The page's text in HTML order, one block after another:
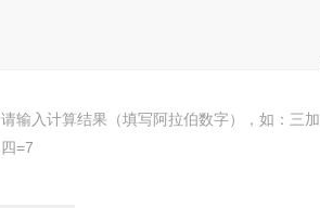
请输入计算结果（填写阿拉伯数字），如：三加
四=7